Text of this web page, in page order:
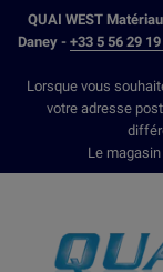
QUAI WEST
Daney - +33 5 56 29 19
Lorsque vous
votre adresse
Le